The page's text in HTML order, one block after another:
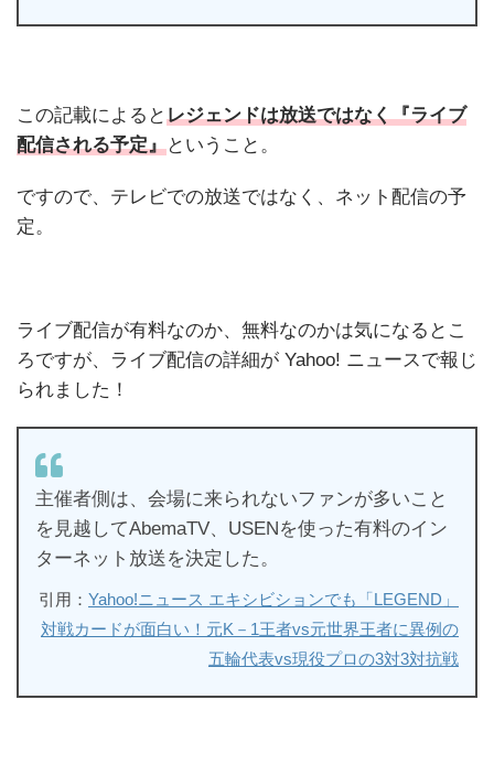
この記載によるとレジェンドは放送ではなく『ライブ
配信される予定』ということ。
ですので、テレビでの放送ではなく、ネット配信の予
定。
ライブ配信が有料なのか、無料なのかは気になるとこ
ろですが、ライブ配信の詳細が Yahoo! ニュースで報じ
られました！
主催者側は、会場に来られないファンが多いこと
を見越してAbemaTV、USENを使った有料のイン
ターネット放送を決定した。
引用： Yahoo!ニュース エキシビションでも「LEGEND」
対戦カードが面白い！元K－1王者vs元世界王者に異例の
五輪代表vs現役プロの3対3対抗戦